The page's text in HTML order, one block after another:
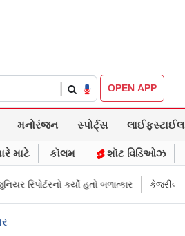
OPEN APP
મનોરંજન સ્પોર્ટ્સ લાઈફસ્ટાઈલ
માટે કૉલમ શૉટ વિડિઓઝ
કર્યો હતો બળાત્કાર કેજરીવાલનું